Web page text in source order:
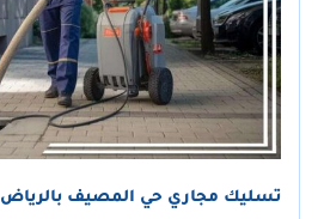
تسليك مجاري حي المصيف بالرياض